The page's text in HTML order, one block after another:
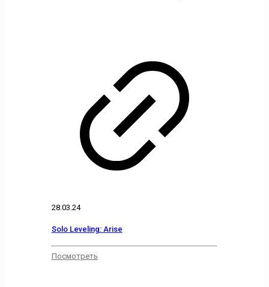
28.03.24
Solo Leveling: Arise
Посмотреть